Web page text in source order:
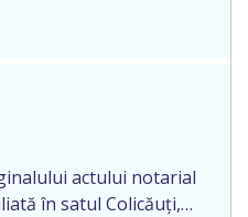
în proprietate
actului notarial
în satul Colicăuți,